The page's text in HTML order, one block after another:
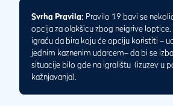
Svrha Pravila: Pravilo 19 bavi se
opcija za olakšicu zbog neigrive
igraču da bira koju će opciju koristiti –
jednim kaznenim udarcem– da bi se
situacije bilo gde na igralištu (izuzev u
kažnjavanja).